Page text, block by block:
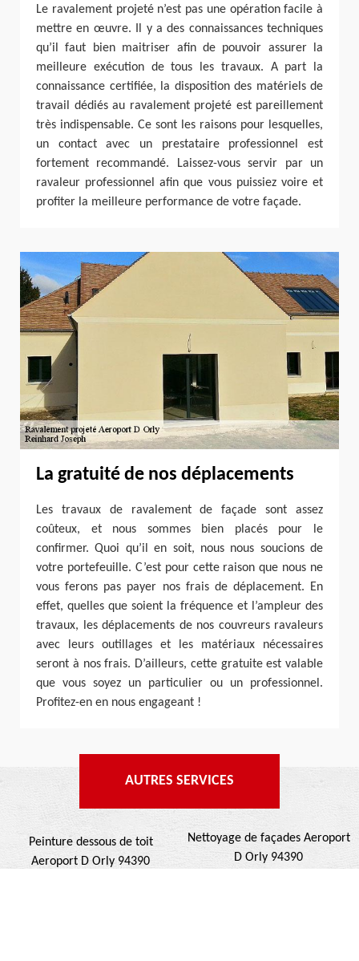
Le ravalement projeté n’est pas une opération facile à
mettre en œuvre. Il y a des connaissances techniques
qu’il faut bien maitriser afin de pouvoir assurer la
meilleure exécution de tous les travaux. A part la
connaissance certifiée, la disposition des matériels de
travail dédiés au ravalement projeté est pareillement
très indispensable. Ce sont les raisons pour lesquelles,
un contact avec un prestataire professionnel est
fortement recommandé. Laissez-vous servir par un
ravaleur professionnel afin que vous puissiez voire et
profiter la meilleure performance de votre façade.
La gratuité de nos déplacements
Les travaux de ravalement de façade sont assez
coûteux, et nous sommes bien placés pour le
confirmer. Quoi qu’il en soit, nous nous soucions de
votre portefeuille. C’est pour cette raison que nous ne
vous ferons pas payer nos frais de déplacement. En
effet, quelles que soient la fréquence et l’ampleur des
travaux, les déplacements de nos couvreurs ravaleurs
avec leurs outillages et les matériaux nécessaires
seront à nos frais. D’ailleurs, cette gratuite est valable
que vous soyez un particulier ou un professionnel.
Profitez-en en nous engageant !
AUTRES SERVICES
Peinture dessous de toit
Aeroport D Orly 94390
Nettoyage de façades Aeroport
D Orly 94390